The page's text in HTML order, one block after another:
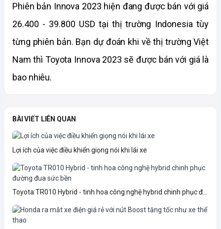
Phiên bản Innova 2023 hiện đang được bán với giá
26.400 - 39.800 USD tại thị trường Indonesia tùy
từng phiên bản. Bạn dự đoán khi về thị trường Việt
Nam thì Toyota Innova 2023 sẽ được bán với giá là
bao nhiêu.
BÀI VIẾT LIÊN QUAN
Lợi ích của việc điều khiển giọng nói khi lái xe
Toyota TR010 Hybrid - tinh hoa công nghệ hybrid chinh phục đ...